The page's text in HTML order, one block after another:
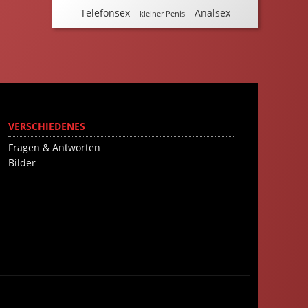
Telefonsex kleiner Penis Analsex
VERSCHIEDENES
Fragen & Antworten
Bilder